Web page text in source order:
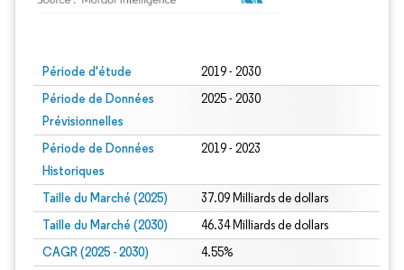
Période d'étude 2019 - 2030
Période de Données
Prévisionnelles
2025 - 2030
Période de Données
Historiques
2019 - 2023
Taille du Marché (2025) 37.09 Milliards de dollars
Taille du Marché (2030) 46.34 Milliards de dollars
CAGR (2025 - 2030) 4.55%